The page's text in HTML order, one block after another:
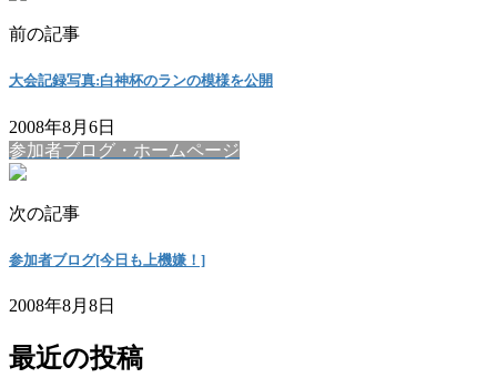
前の記事
大会記録写真:白神杯のランの模様を公開
2008年8月6日
参加者ブログ・ホームページ
次の記事
参加者ブログ[今日も上機嫌！]
2008年8月8日
最近の投稿